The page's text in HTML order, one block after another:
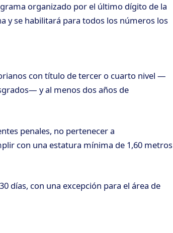
organizado por el último dígito de la
y se habilitará para todos los números los
con título de tercer o cuarto nivel —
y al menos dos años de
penales, no pertenecer a
con una estatura mínima de 1,60 metros
días, con una excepción para el área de